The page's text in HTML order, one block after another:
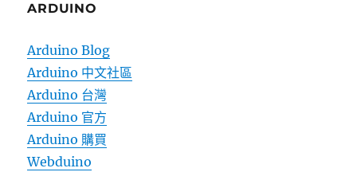
ARDUINO
Arduino Blog
Arduino 中文社區
Arduino 台灣
Arduino 官方
Arduino 購買
Webduino